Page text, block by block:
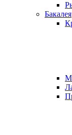
Бакалея